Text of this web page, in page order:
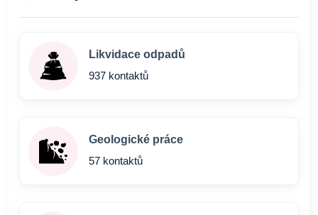
Likvidace odpadů
937 kontaktů
Geologické práce
57 kontaktů